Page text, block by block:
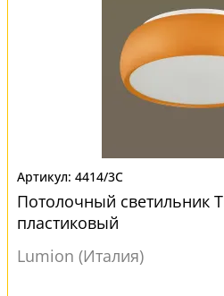
4414/3C
Потолочный светильник
пластиковый
Lumion (Италия)